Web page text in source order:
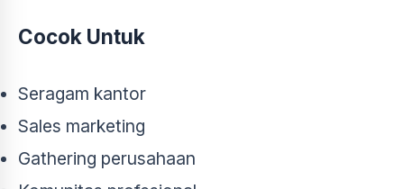
Cocok Untuk
Seragam kantor
Sales marketing
Gathering perusahaan